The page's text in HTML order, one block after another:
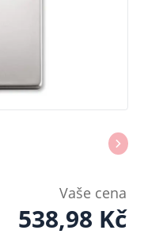
Vaše cena
538,98 Kč